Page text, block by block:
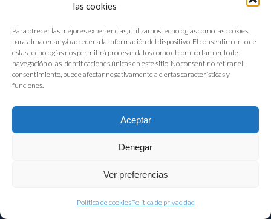
las cookies
Para ofrecer las mejores experiencias, utilizamos tecnologías como las cookies
para almacenar y/o acceder a la información del dispositivo. El consentimiento de
estas tecnologías nos permitirá procesar datos como el comportamiento de
navegación o las identificaciones únicas en este sitio. No consentir o retirar el
consentimiento, puede afectar negativamente a ciertas características y
funciones.
Aceptar
Denegar
Ver preferencias
Política de cookiesPolítica de privacidad
CONTACTO
DIRECCIÓN
Velázquez, 64 – 3ª Planta 28001 | Madrid